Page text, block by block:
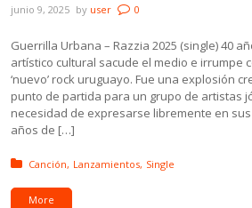
junio 9, 2025 by user 0
Guerrilla Urbana – Razzia 2025 (single) 40
artístico cultural sacude el medio e irrumpe
‘nuevo’ rock uruguayo. Fue una explosión
punto de partida para un grupo de artistas
necesidad de expresarse libremente en
años de […]
Posted in:
Canción Lanzamientos Single
More